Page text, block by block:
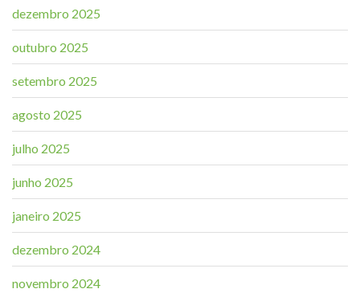
dezembro 2025
outubro 2025
setembro 2025
agosto 2025
julho 2025
junho 2025
janeiro 2025
dezembro 2024
novembro 2024